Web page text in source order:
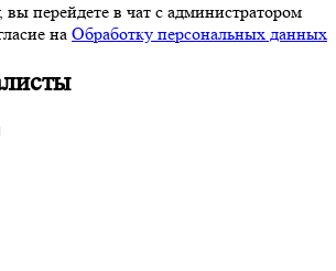
перейдете в чат с администратором
на Обработку персональных данных